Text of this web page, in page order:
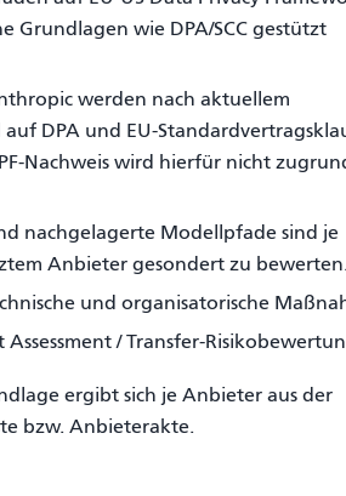
Grundlagen wie DPA/SCC gestützt
werden nach aktuellem
auf DPA und EU-
Nachweis wird hierfür nicht
nachgelagerte Modellpfade sind je
Anbieter gesondert zu
und organisatorische
Assessment / Transfer-
ergibt sich je Anbieter aus der
bzw. Anbieterakte.